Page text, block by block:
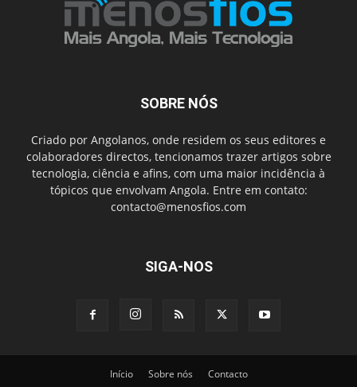
SOBRE NÓS
Criado por Angolanos, onde residem os seus editores e
colaboradores directos, tencionamos trazer artigos sobre
tecnologia, ciência e afins, com uma maior incidência à
tópicos que envolvam Angola. Entre em contato:
contacto@menosfios.com
SIGA-NOS
Início Sobre nós Contacto